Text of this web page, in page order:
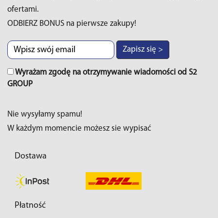
ofertami.
ODBIERZ BONUS na pierwsze zakupy!
Zapisz się >
Wyrażam zgodę na otrzymywanie wiadomości od S2
GROUP
Nie wysyłamy spamu!
W każdym momencie możesz sie wypisać
Dostawa
Płatność